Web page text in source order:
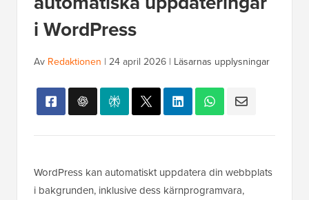
i WordPress
Av Redaktionen | 24 april 2026 | Läsarnas upplysningar
WordPress kan automatiskt uppdatera din webbplats
i bakgrunden, inklusive dess kärnprogramvara,